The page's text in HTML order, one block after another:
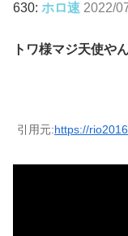
630: ホロ速 2022/
トワ様マジ天使や
引用元:https://